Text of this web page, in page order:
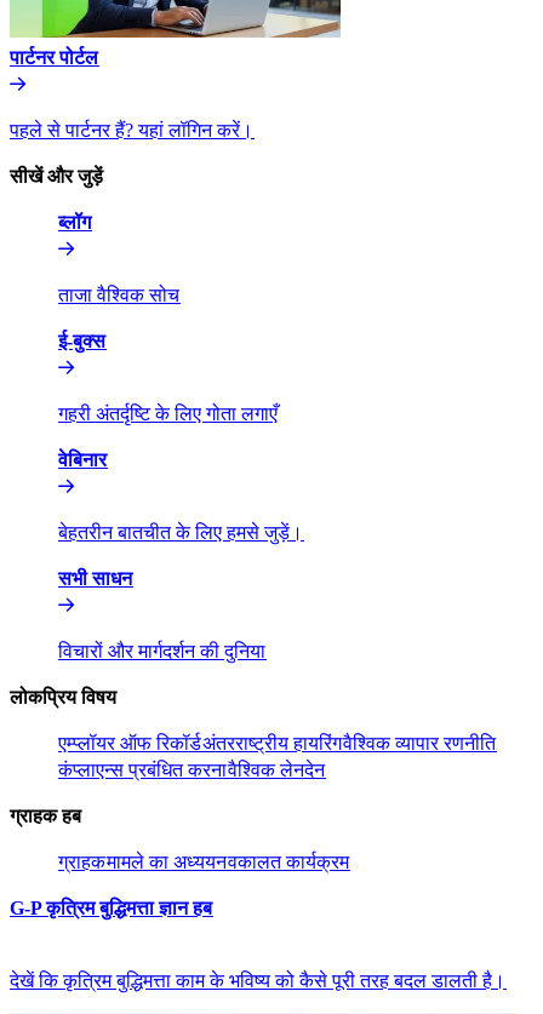
पार्टनर पोर्टल​​
पहले से पार्टनर हैं? यहां लॉगिन करें।​​
सीखें और जुड़ें​​
ब्लॉग​​
ताजा वैश्विक सोच​​
ई-बुक्स​​
गहरी अंतर्दृष्टि के लिए गोता लगाएँ​​
वेबिनार​​
बेहतरीन बातचीत के लिए हमसे जुड़ें।​​
सभी साधन​​
विचारों और मार्गदर्शन की दुनिया​​
लोकप्रिय विषय​​
एम्प्लॉयर ऑफ रिकॉर्ड​​अंतरराष्ट्रीय हायरिंग​​वैश्विक व्यापार रणनीति​​
कंप्लाएन्स प्रबंधित करना​​वैश्विक लेनदेन​​
ग्राहक हब​​
ग्राहक​​मामले का अध्ययन​​वकालत कार्यक्रम​​
G-P कृत्रिम बुद्धिमत्ता ज्ञान हब​​
देखें कि कृत्रिम बुद्धिमत्ता काम के भविष्य को कैसे पूरी तरह बदल डालती है।​​